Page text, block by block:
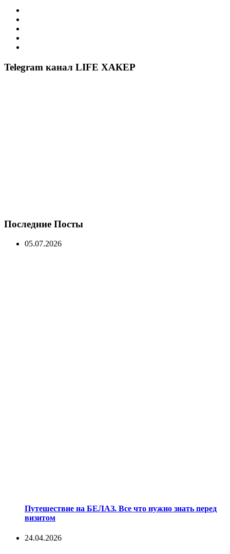
Telegram канал LIFE ХАКЕР
Последние Посты
05.07.2026
Путешествие на БЕЛАЗ. Все что нужно знать перед
визитом
24.04.2026